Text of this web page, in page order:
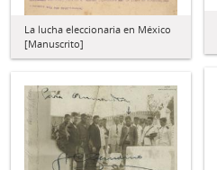
La lucha eleccionaria en México
[Manuscrito]